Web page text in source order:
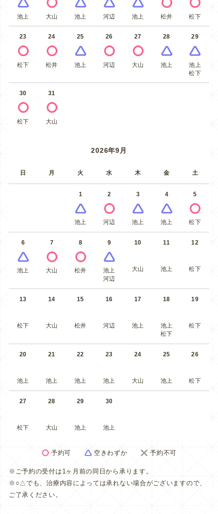
池上 大山 池上 河辺 池上 松井 松下
23
松下
24
松井
25
池上
26
河辺
27
大山
28
池上
29
池上
松下
30
松下
31
大山
2026年9月
日 月 火 水 木 金 土
1
池上
2
河辺
3
池上
4
池上
5
松下
6
池上
7
大山
8
松井
9
池上
河辺
10
大山
11
池上
12
松下
13
松下
14
大山
15
松井
16
河辺
17
池上
18
池上
松下
19
松下
20
池上
21
池上
22
池上
23
池上
24
大山
25
池上
26
松下
27
松下
28
大山
29
池上
30
池上
予約可 空きわずか 予約不可
※ご予約の受付は1ヶ月前の同日から承ります。
※○△でも、治療内容によっては承れない場合がございますので、
ご了承ください。